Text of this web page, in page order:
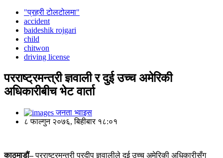
"प्रहरी टोलटोलमा"
accident
baideshik rojgari
child
chitwon
driving license
परराष्ट्रमन्त्री ज्ञवाली र दुई उच्च अमेरिकी
अधिकारीबीच भेट वार्ता
जनता भ्वाइस
८ फाल्गुन २०७६, बिहीबार १८:०१
काठमाडौं–परराष्ट्रमन्त्री प्रदीप ज्ञवालीले दुई उच्च अमेरिकी अधिकारीसँग